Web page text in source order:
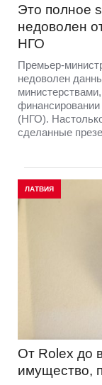
Это полное
недоволен
НГО
Премьер-
недоволен
финансировании
(НГО).
сделанные
ЛАТВИЯ
От Rolex до
имущество,